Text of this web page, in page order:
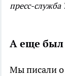
пресс-
А еще был
Мы писали о